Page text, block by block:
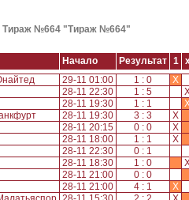
Тираж №664 "Тираж №664"
Начало Результат 1
29-11 01:00 1 : 0
X
28-11 22:30 1 : 5
28-11 19:30 1 : 1
28-11 19:30 3 : 3
X
28-11 20:15 0 : 0
X
28-11 18:00 1 : 1
X
28-11 22:30
0 : 1
28-11 18:30 1 : 0
28-11 21:00
0 : 0
28-11 21:00 4 : 1
X